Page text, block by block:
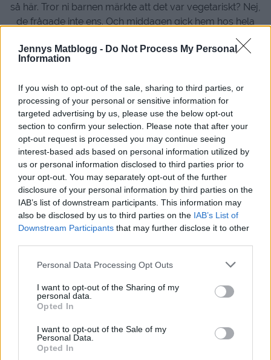
Jennys Matblogg - Do Not Process My Personal
Information
If you wish to opt-out of the sale, sharing to third parties, or
processing of your personal or sensitive information for
targeted advertising by us, please use the below opt-out
section to confirm your selection. Please note that after your
opt-out request is processed you may continue seeing
interest-based ads based on personal information utilized by
us or personal information disclosed to third parties prior to
your opt-out. You may separately opt-out of the further
disclosure of your personal information by third parties on the
IAB’s list of downstream participants. This information may
also be disclosed by us to third parties on the IAB’s List of
Downstream Participants that may further disclose it to other
Personal Data Processing Opt Outs
I want to opt-out of the Sharing of my
personal data.
Opted In
I want to opt-out of the Sale of my
Personal Data.
Opted In
så här. Tror ni barnen märkte att det var vegetariskt? Nej,
de frågade inte ens. Och middagen gick hem hos hela